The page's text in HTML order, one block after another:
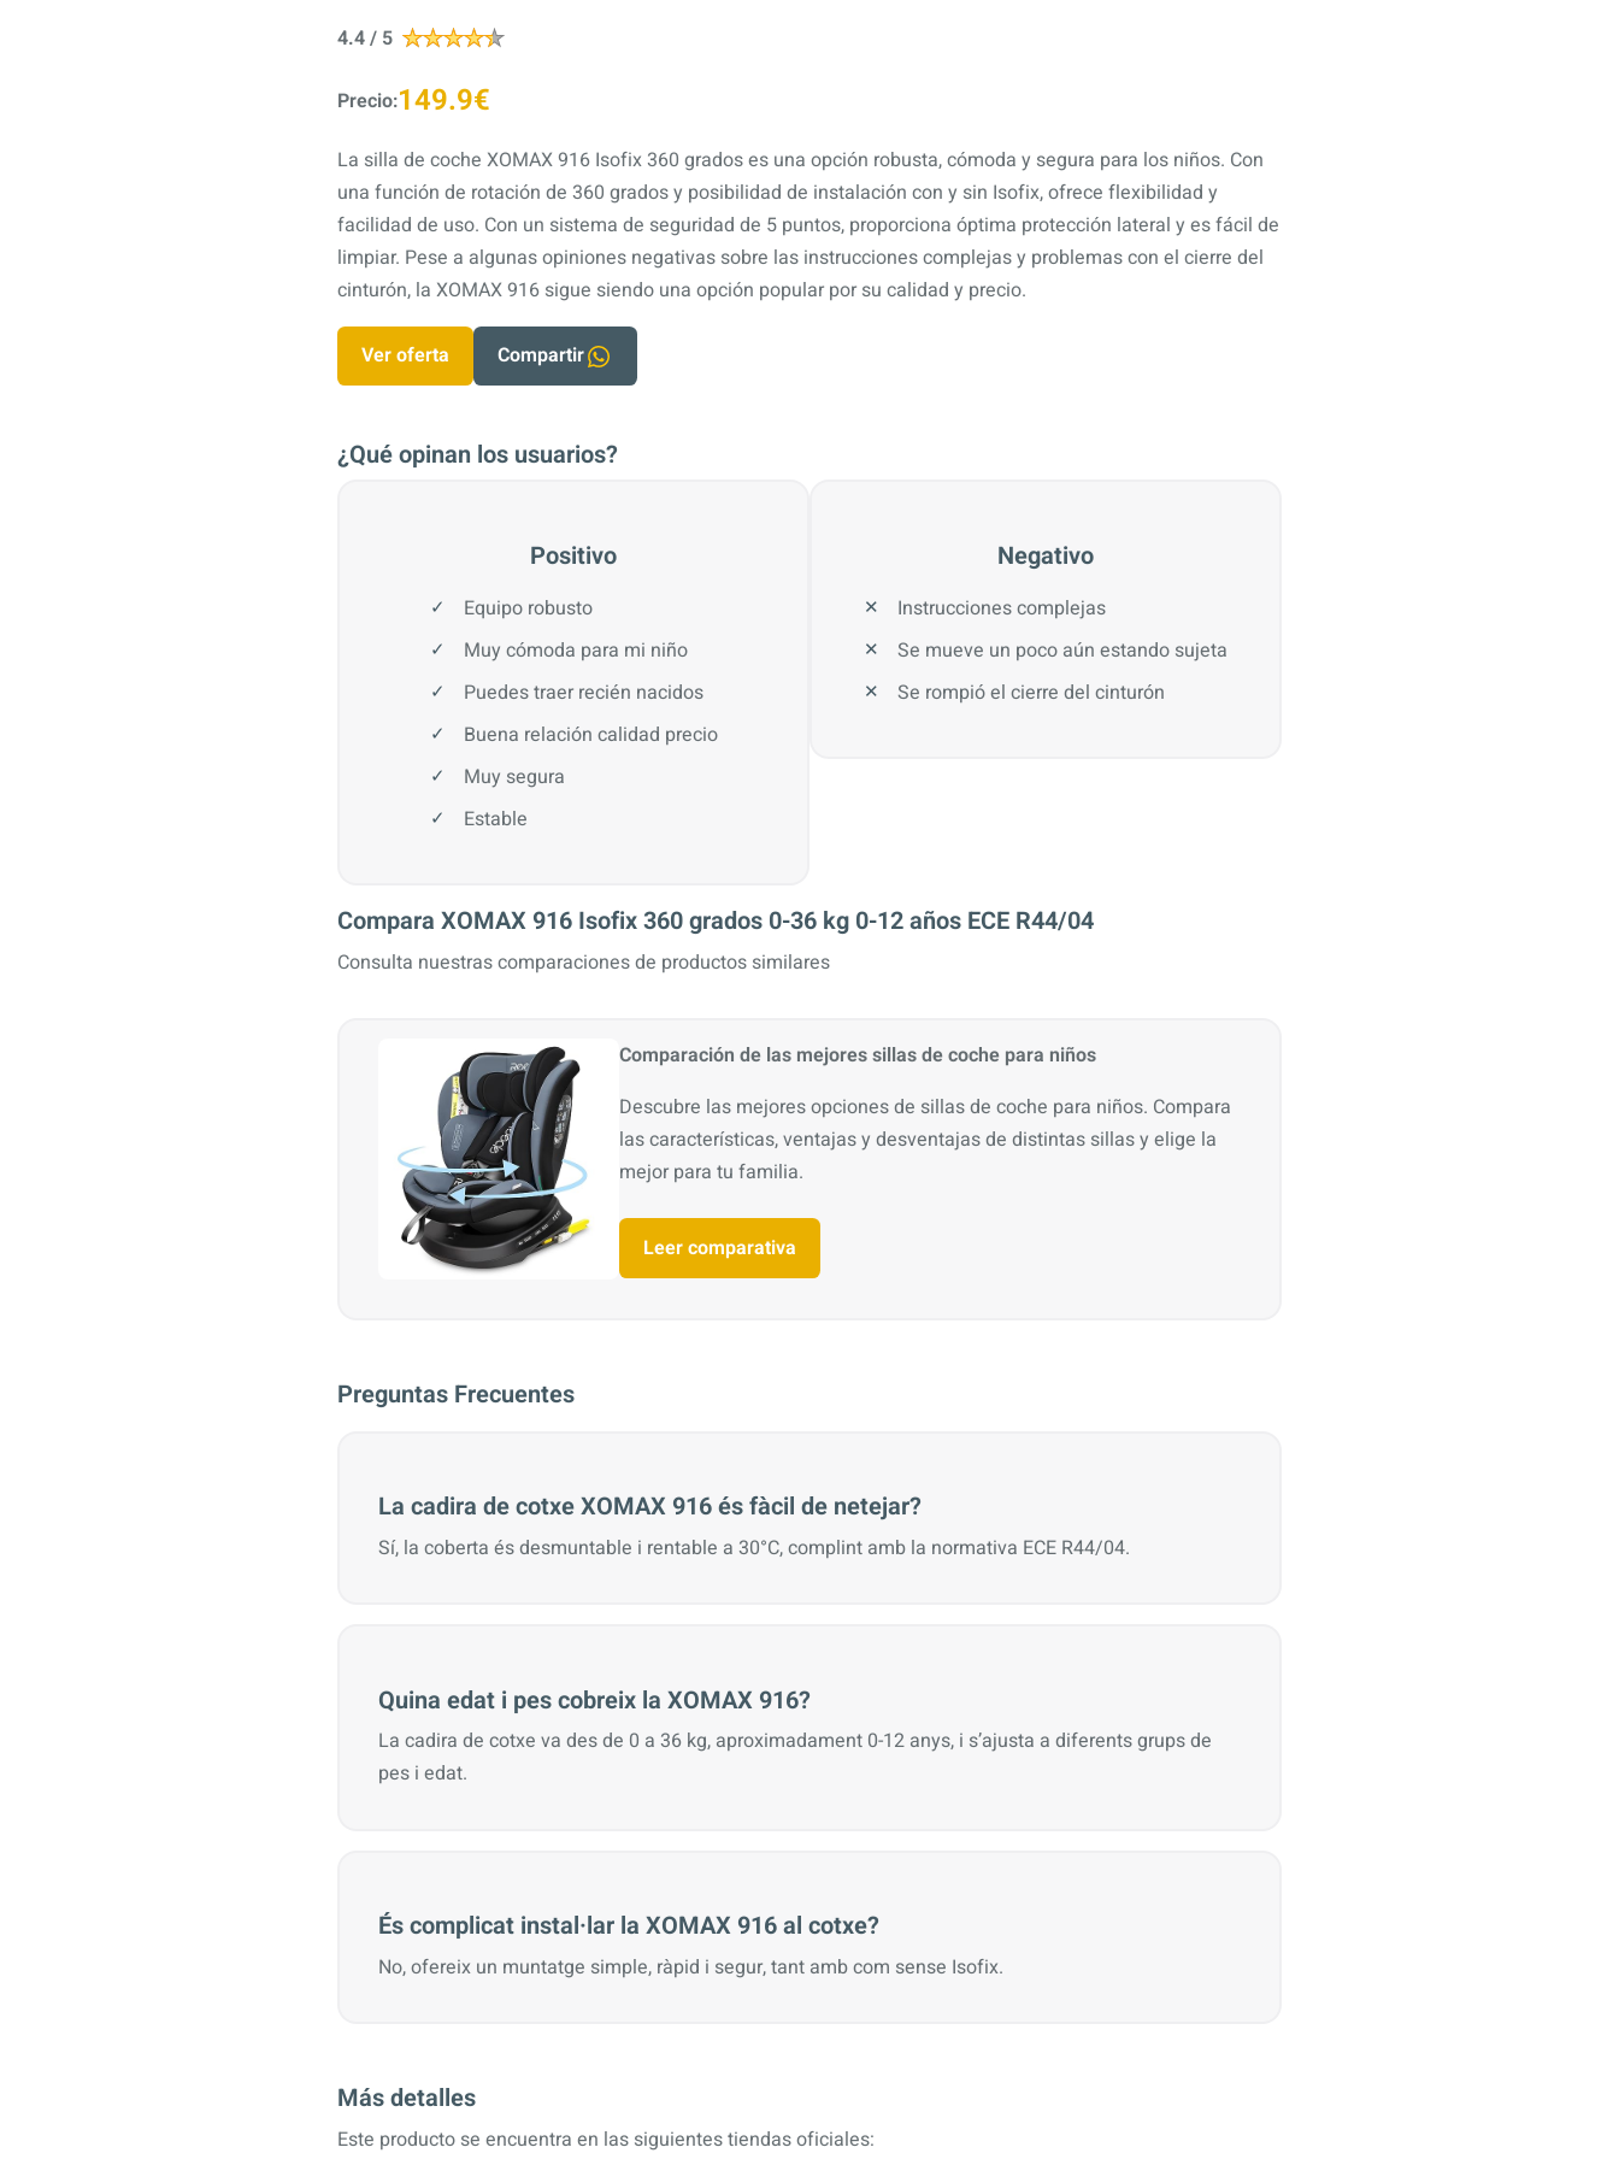
4.4 / 5
Precio:149.9€
La silla de coche XOMAX 916 Isofix 360 grados es una opción robusta, cómoda y segura para los niños. Con
una función de rotación de 360 ​​grados y posibilidad de instalación con y sin Isofix, ofrece flexibilidad y
facilidad de uso. Con un sistema de seguridad de 5 puntos, proporciona óptima protección lateral y es fácil de
limpiar. Pese a algunas opiniones negativas sobre las instrucciones complejas y problemas con el cierre del
cinturón, la XOMAX 916 sigue siendo una opción popular por su calidad y precio.
Ver oferta Compartir
¿Qué opinan los usuarios?
Positivo
Equipo robusto
Muy cómoda para mi niño
Puedes traer recién nacidos
Buena relación calidad precio
Muy segura
Estable
Negativo
Instrucciones complejas
Se mueve un poco aún estando sujeta
Se rompió el cierre del cinturón
Compara XOMAX 916 Isofix 360 grados 0-36 kg 0-12 años ECE R44/04
Consulta nuestras comparaciones de productos similares
Comparación de las mejores sillas de coche para niños
Descubre las mejores opciones de sillas de coche para niños. Compara
las características, ventajas y desventajas de distintas sillas y elige la
mejor para tu familia.
Leer comparativa
Preguntas Frecuentes
La cadira de cotxe XOMAX 916 és fàcil de netejar?
Sí, la coberta és desmuntable i rentable a 30°C, complint amb la normativa ECE R44/04.
Quina edat i pes cobreix la XOMAX 916?
La cadira de cotxe va des de 0 a 36 kg, aproximadament 0-12 anys, i s’ajusta a diferents grups de
pes i edat.
És complicat instal·lar la XOMAX 916 al cotxe?
No, ofereix un muntatge simple, ràpid i segur, tant amb com sense Isofix.
Más detalles
Este producto se encuentra en las siguientes tiendas oficiales: